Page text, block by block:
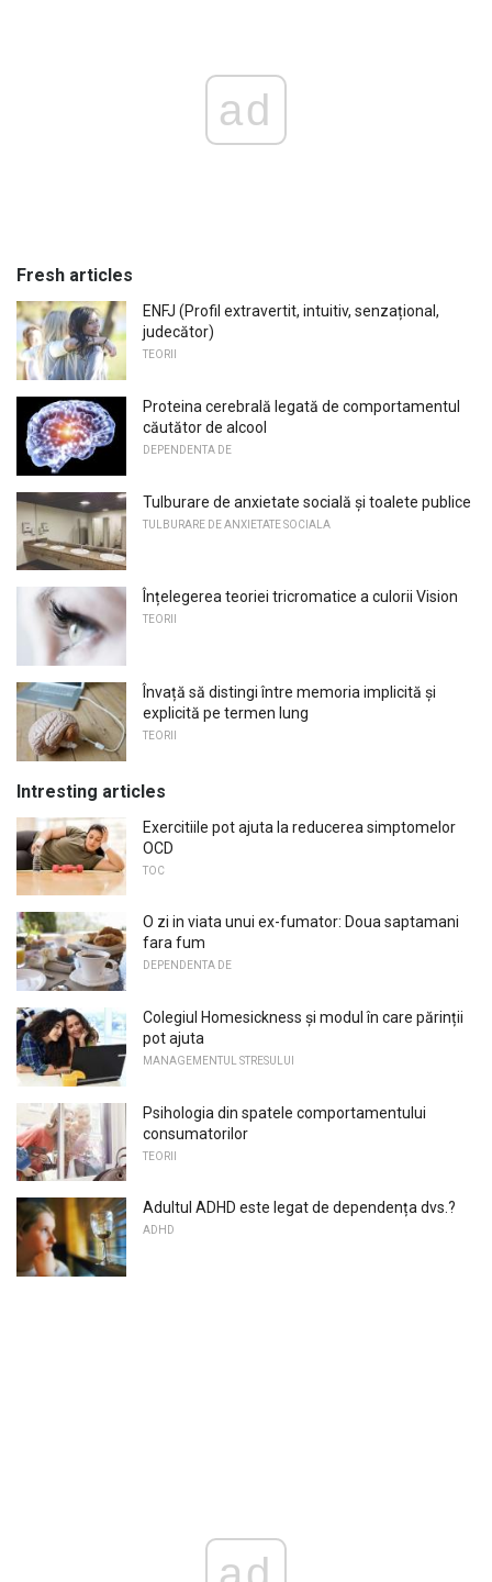
ad
Fresh articles
ENFJ (Profil extravertit, intuitiv, senzațional,
judecător)
TEORII
Proteina cerebrală legată de comportamentul
căutător de alcool
DEPENDENTA DE
Tulburare de anxietate socială și toalete publice
TULBURARE DE ANXIETATE SOCIALA
Înțelegerea teoriei tricromatice a culorii Vision
TEORII
Învață să distingi între memoria implicită și
explicită pe termen lung
TEORII
Intresting articles
Exercitiile pot ajuta la reducerea simptomelor
OCD
TOC
O zi in viata unui ex-fumator: Doua saptamani
fara fum
DEPENDENTA DE
Colegiul Homesickness și modul în care părinții
pot ajuta
MANAGEMENTUL STRESULUI
Psihologia din spatele comportamentului
consumatorilor
TEORII
Adultul ADHD este legat de dependența dvs.?
ADHD